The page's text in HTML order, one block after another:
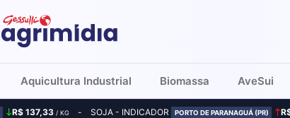
Aquicultura Industrial Biomassa AveSui
R$ 137,33/ KG SOJA - INDICADOR PORTO DE PARANAGUÁ (PR)